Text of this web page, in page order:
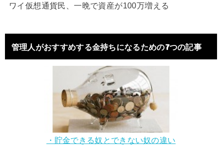
ワイ仮想通貨民、一晩で資産が100万増える
管理人がおすすめする金持ちになるための7つの記事
・貯金できる奴とできない奴の違い